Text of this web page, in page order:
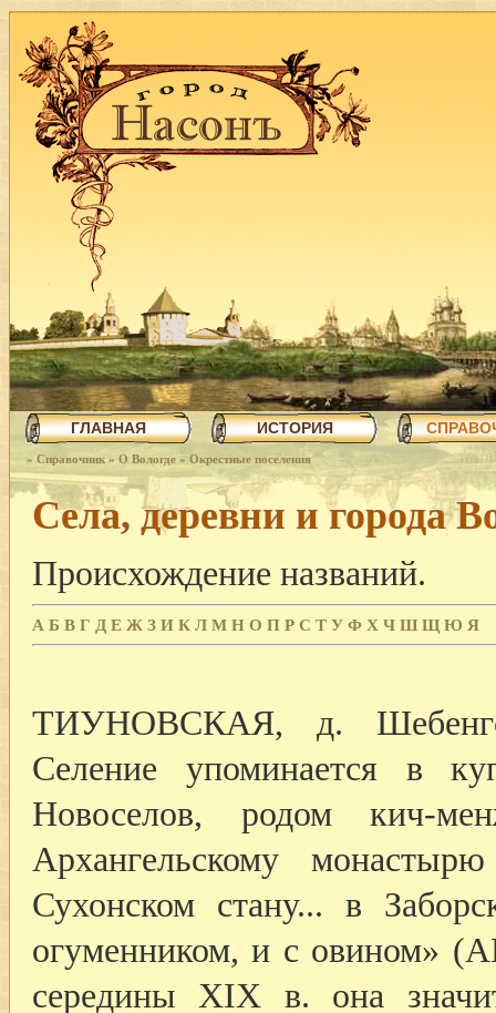
ГЛАВНАЯ ИСТОРИЯ
» Справочник » О Вологде » Окрестные поселения
Села, деревни и города
Происхождение названий.
А Б В Г Д Е Ж З И К Л М Н О П Р С Т У Ф Х Ч Ш Щ Ю Я
ТИУНОВСКАЯ, д.
Селение упоминается в
Новоселов, родом кич-
Архангельскому
Сухонском стану... в
огуменником, и с овином»
середины XIX в. она